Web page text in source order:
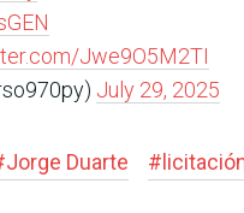
Jwe9O5M2TI
July 29, 2025
Jorge Duarte #